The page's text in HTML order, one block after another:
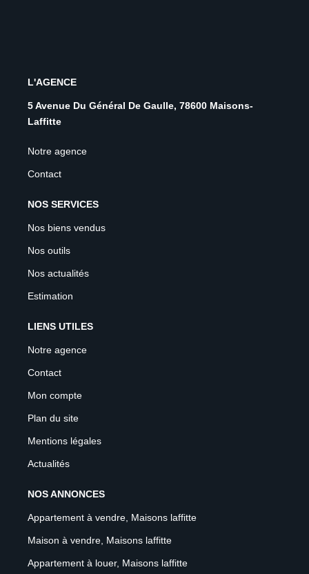
L'AGENCE
5 Avenue Du Général De Gaulle, 78600 Maisons-
Laffitte
Notre agence
Contact
NOS SERVICES
Nos biens vendus
Nos outils
Nos actualités
Estimation
LIENS UTILES
Notre agence
Contact
Mon compte
Plan du site
Mentions légales
Actualités
NOS ANNONCES
Appartement à vendre, Maisons laffitte
Maison à vendre, Maisons laffitte
Appartement à louer, Maisons laffitte